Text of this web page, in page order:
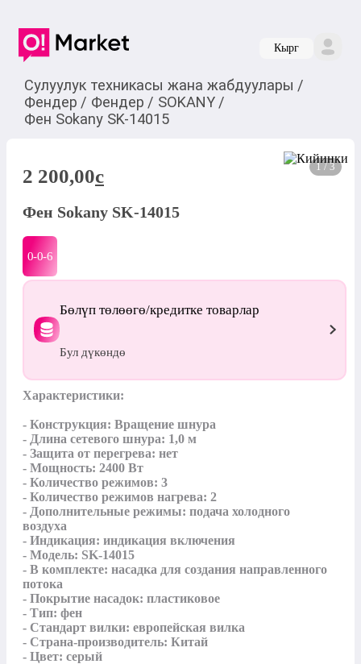
Кырг
Сулуулук техникасы жана жабдуулары /
Фендер / Фендер / SOKANY /
Фен Sokany SK-14015
1 / 3
2 200,00c
Фен Sokany SK-14015
0-0-6
Бөлүп төлөөгө/кредитке товарлар
Бул дүкөндө
Характеристики:
- Конструкция: Вращение шнура
- Длина сетевого шнура: 1,0 м
- Защита от перегрева: нет
- Мощность: 2400 Вт
- Количество режимов: 3
- Количество режимов нагрева: 2
- Дополнительные режимы: подача холодного
воздуха
- Индикация: индикация включения
- Модель: SK-14015
- В комплекте: насадка для создания направленного
потока
- Покрытие насадок: пластиковое
- Тип: фен
- Стандарт вилки: европейская вилка
- Страна-производитель: Китай
- Цвет: серый